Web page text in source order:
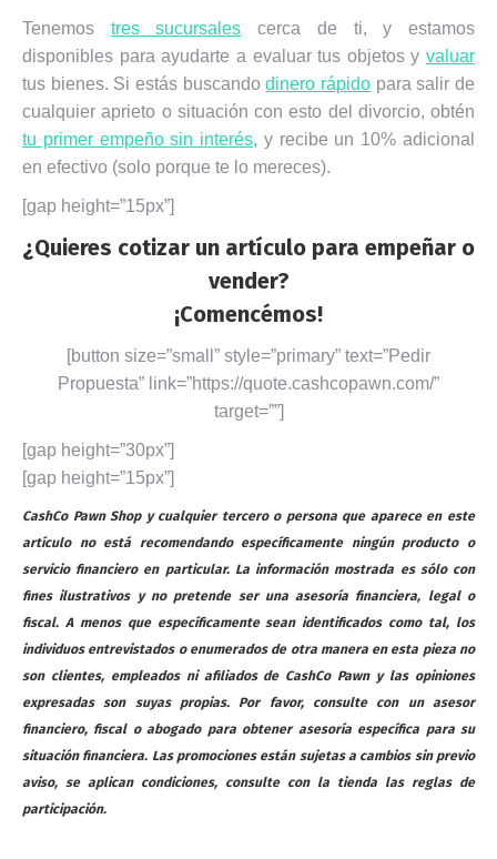
Tenemos tres sucursales cerca de ti, y estamos
disponibles para ayudarte a evaluar tus objetos y valuar
tus bienes. Si estás buscandodinero rápido para salir de
cualquier aprieto o situación con esto del divorcio, obtén
tu primer empeño sin interés, y recibe un 10% adicional
en efectivo (solo porque te lo mereces).
[gap height=”15px”]
¿Quieres cotizar un artículo para empeñar o
vender?
¡Comencémos!
[button size=”small” style=”primary” text=”Pedir
Propuesta” link=”https://quote.cashcopawn.com/”
target=””]
[gap height=”30px”]
[gap height=”15px”]
CashCo Pawn Shop y cualquier tercero o persona que aparece en este
artículo no está recomendando específicamente ningún producto o
servicio financiero en particular. La información mostrada es sólo con
fines ilustrativos y no pretende ser una asesoría financiera, legal o
fiscal. A menos que específicamente sean identificados como tal, los
individuos entrevistados o enumerados de otra manera en esta pieza no
son clientes, empleados ni afiliados de CashCo Pawn y las opiniones
expresadas son suyas propias. Por favor, consulte con un asesor
financiero, fiscal o abogado para obtener asesoría específica para su
situación financiera. Las promociones están sujetas a cambios sin previo
aviso, se aplican condiciones, consulte con la tienda las reglas de
participación.